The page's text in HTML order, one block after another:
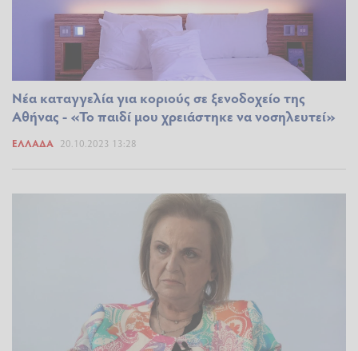
Νέα καταγγελία για κοριούς σε ξενοδοχείο της
Αθήνας - «Το παιδί μου χρειάστηκε να νοσηλευτεί»
ΕΛΛΆΔΑ 20.10.2023 13:28